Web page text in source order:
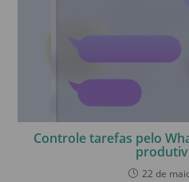
Controle tarefas pelo
22 de